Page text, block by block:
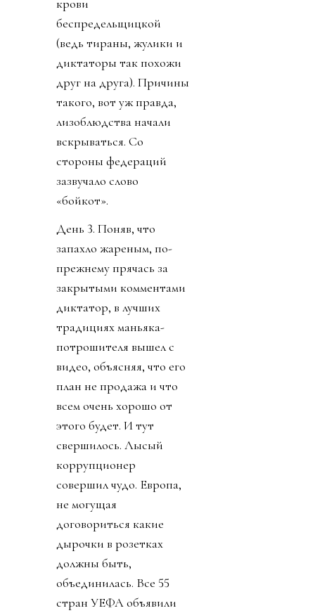
крови
беспредельщицкой
(ведь тираны, жулики и
диктаторы так похожи
друг на друга). Причины
такого, вот уж правда,
лизоблюдства начали
вскрываться. Со
стороны федераций
зазвучало слово
«бойкот».
День 3. Поняв, что
запахло жареным, по-
прежнему прячась за
закрытыми комментами
диктатор, в лучших
традициях маньяка-
потрошителя вышел с
видео, объясняя, что его
план не продажа и что
всем очень хорошо от
этого будет. И тут
свершилось. Лысый
коррупционер
совершил чудо. Европа,
не могущая
договориться какие
дырочки в розетках
должны быть,
объединилась. Все 55
стран УЕФА объявили